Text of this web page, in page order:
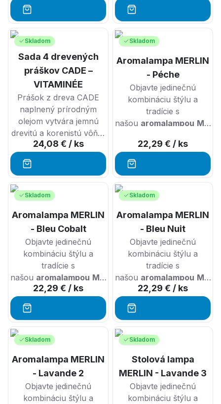
priamo ku krásnej
francúzskej krovine.
juhu francúzska je
známy a používaný už
ako kadidlo, čistí,
prevonia a drží lietajúci
hmyz ďaleko od Vášho
domova.
priamo ku krásnej
francúzskej krovine.
juhu francúzska je
známy a používaný už
ako kadidlo, čistí,
prevonia a drží lietajúci
hmyz ďaleko od Vášho
domova.
Skladom
Sada 4 drevených
práškov CADE –
VITAMINÉE
Prášok z dreva CADE
naplnený prírodným
olejom vytvára jemnú
drevitú a korenistú vôňu,
ktorá Vás prenesie
priamo ku krásnej
francúzskej krovine.
juhu francúzska je
známy a používaný už
ako kadidlo, čistí,
prevonia a drží lietajúci
hmyz ďaleko od Vášho
domova.
24,08 € / ks
Skladom
Aromalampa MERLIN
- Péche
Objavte jedinečnú
kombináciu štýlu a
tradície s
našou aromalampou
CADE.
22,29 € / ks
Skladom
Aromalampa MERLIN
- Bleu Cobalt
Objavte jedinečnú
kombináciu štýlu a
tradície s
našou aromalampou Merlina
prírodnýmpráškom
22,29 € / ks
Skladom
Aromalampa MERLIN
- Bleu Nuit
Objavte jedinečnú
kombináciu štýlu a
tradície s
našou aromalampou
prírodnýmpráškom
22,29 € / ks
Skladom
Aromalampa MERLIN
- Lavande 2
Objavte jedinečnú
kombináciu štýlu a
Skladom
Stolová lampa
MERLIN - Lavande 3
Objavte jedinečnú
kombináciu štýlu a